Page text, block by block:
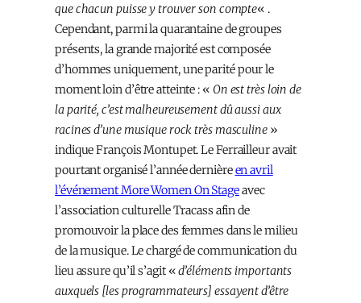
que chacun puisse y trouver son compte« .
Cependant, parmi la quarantaine de groupes
présents, la grande majorité est composée
d’hommes uniquement, une parité pour le
moment loin d’être atteinte : « On est très loin de
la parité, c’est malheureusement dû aussi aux
racines d’une musique rock très masculine»
indique François Montupet. Le Ferrailleur avait
pourtant organisé l’année dernièreen avril
l’événement More Women On Stageavec
l’association culturelle Tracass afin de
promouvoir la place des femmes dans le milieu
de la musique. Le chargé de communication du
lieu assure qu’il s’agit «d’éléments importants
auxquels [les programmateurs] essayent d’être